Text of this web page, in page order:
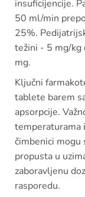
insuficijencije.
50 ml/min
25%.
težini - 5 mg/kg
mg.
Ključni
tablete barem
apsorpcije.
temperaturama
čimbenici
propusta u
zaboravljenu
rasporedu.